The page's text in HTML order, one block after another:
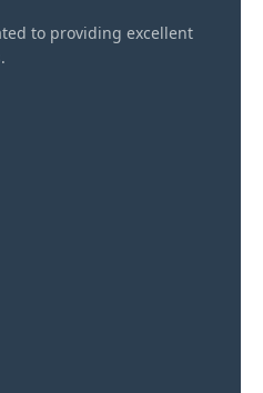
to providing excellent